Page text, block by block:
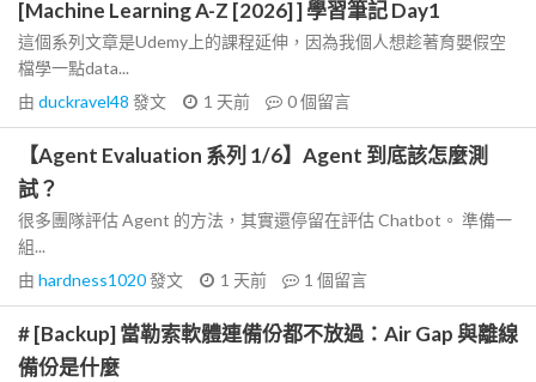
[Machine Learning A-Z [2026] ] 學習筆記 Day1
這個系列文章是Udemy上的課程延伸，因為我個人想趁著育嬰假空
檔學一點data...
由 duckravel48 發文 1 天前 0個留言
【Agent Evaluation 系列 1/6】Agent 到底該怎麼測
試？
很多團隊評估 Agent 的方法，其實還停留在評估 Chatbot。 準備一
組...
由 hardness1020發文 1 天前 1 個留言
# [Backup] 當勒索軟體連備份都不放過：Air Gap 與離線
備份是什麼